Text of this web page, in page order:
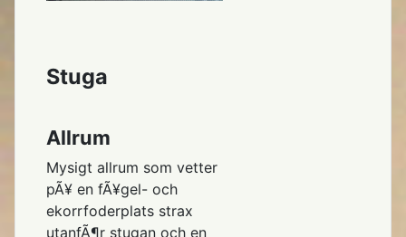
Stuga
Allrum
Mysigt allrum som vetter
pÃ¥ en fÃ¥gel- och
ekorrfoderplats strax
utanfÃ¶r stugan och en